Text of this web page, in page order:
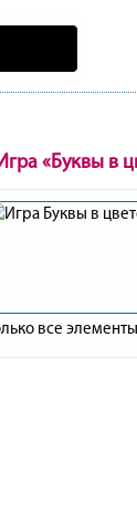
«Буквы в
все